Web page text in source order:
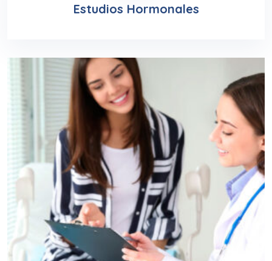
Estudios Hormonales